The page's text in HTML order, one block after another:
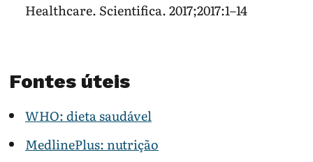
Healthcare. Scientifica. 2017;2017:1–14
Fontes úteis
WHO: dieta saudável
MedlinePlus: nutrição